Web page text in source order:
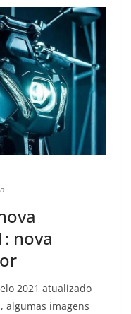
nova
2021 atualizado
algumas imagens